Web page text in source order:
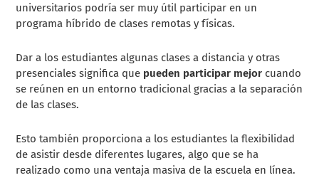
universitarios podría ser muy útil participar en un
programa híbrido de clases remotas y físicas.
Dar a los estudiantes algunas clases a distancia y otras
presenciales significa que pueden participar mejor cuando
se reúnen en un entorno tradicional gracias a la separación
de las clases.
Esto también proporciona a los estudiantes la flexibilidad
de asistir desde diferentes lugares, algo que se ha
realizado como una ventaja masiva de la escuela en línea.